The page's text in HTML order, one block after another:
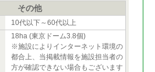
その他
10代以下～60代以上
18ha (東京ドーム3.8個)
※施設によりインターネット環境の
都合上、当掲載情報を施設担当者の
方が確認できない場合もございます